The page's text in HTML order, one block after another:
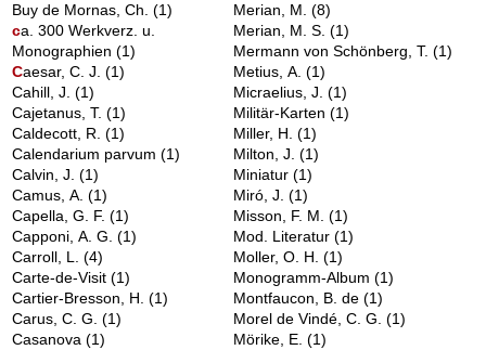
Buy de Mornas, Ch.(1)
ca. 300 Werkverz. u.
Monographien(1)
Caesar, C. J.(1)
Cahill, J.(1)
Cajetanus, T.(1)
Caldecott, R.(1)
Calendarium parvum(1)
Calvin, J.(1)
Camus, A.(1)
Capella, G. F.(1)
Capponi, A. G.(1)
Carroll, L.(4)
Carte-de-Visit(1)
Cartier-Bresson, H.(1)
Carus, C. G.(1)
Casanova(1)
Merian, M.(8)
Merian, M. S.(1)
Mermann von Schönberg, T.(1)
Metius, A.(1)
Micraelius, J.(1)
Militär-Karten(1)
Miller, H.(1)
Milton, J.(1)
Miniatur(1)
Miró, J.(1)
Misson, F. M.(1)
Mod. Literatur(1)
Moller, O. H.(1)
Monogramm-Album(1)
Montfaucon, B. de(1)
Morel de Vindé, C. G.(1)
Mörike, E.(1)